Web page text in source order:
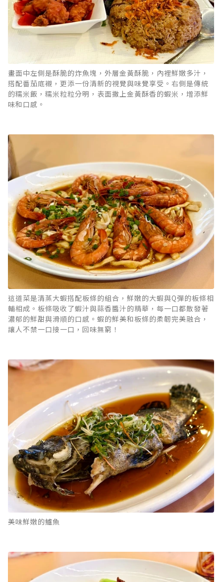
畫面中左側是酥脆的炸魚塊，外層金黃酥脆，內裡鮮嫩多汁，
搭配番茄底襯，更添一份清新的視覺與味覺享受。右側是傳統
的糯米飯，糯米粒粒分明，表面撒上金黃酥香的蝦米，增添鮮
味和口感。
這道菜是清蒸大蝦搭配板條的組合，鮮嫩的大蝦與Q彈的板條相
輔相成。板條吸收了蝦汁與蒜香醬汁的精華，每一口都散發著
濃郁的鮮甜與滑順的口感。蝦的鮮美和板條的柔韌完美融合，
讓人不禁一口接一口，回味無窮！
美味鮮嫩的鱸魚